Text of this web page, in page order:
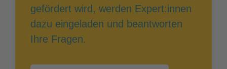
gefördert wird, werden Expert:innen
dazu eingeladen und beantworten
Ihre Fragen.